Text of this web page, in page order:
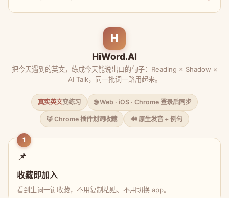
H
HiWord.AI
把今天遇到的英文，练成今天能说出口的句子：Reading × Shadow ×
AI Talk，同一批词一路用起来。
真实英文变练习 🌐 Web · iOS · Chrome 登录后同步
🦊 Chrome 插件划词收藏 🔊 原生发音 + 例句
1
📌
收藏即加入
看到生词一键收藏，不用复制粘贴、不用切换 app。